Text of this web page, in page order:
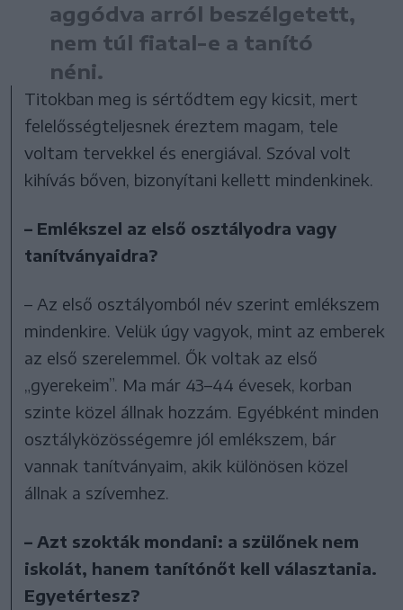
aggódva arról beszélgetett,
nem túl fiatal-e a tanító
néni.
Titokban meg is sértődtem egy kicsit, mert
felelősségteljesnek éreztem magam, tele
voltam tervekkel és energiával. Szóval volt
kihívás bőven, bizonyítani kellett mindenkinek.
– Emlékszel az első osztályodra vagy
tanítványaidra?
– Az első osztályomból név szerint emlékszem
mindenkire. Velük úgy vagyok, mint az emberek
az első szerelemmel. Ők voltak az első
„gyerekeim”. Ma már 43–44 évesek, korban
szinte közel állnak hozzám. Egyébként minden
osztályközösségemre jól emlékszem, bár
vannak tanítványaim, akik különösen közel
állnak a szívemhez.
– Azt szokták mondani: a szülőnek nem
iskolát, hanem tanítónőt kell választania.
Egyetértesz?